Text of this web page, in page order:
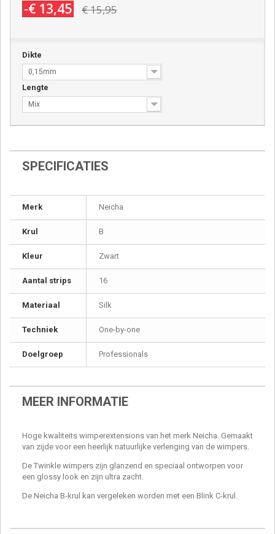
-€ 13,45 € 15,95
Dikte
0,15mm
Lengte
Mix
SPECIFICATIES
Merk Neicha
Krul B
Kleur Zwart
Aantal strips 16
Materiaal Silk
Techniek One-by-one
Doelgroep Professionals
MEER INFORMATIE
Hoge kwaliteits wimperextensions van het merk Neicha. Gemaakt
van zijde voor een heerlijk natuurlijke verlenging van de wimpers.
De Twinkle wimpers zijn glanzend en speciaal ontworpen voor
een glossy look en zijn ultra zacht.
De Neicha B-krul kan vergeleken worden met een Blink C-krul.